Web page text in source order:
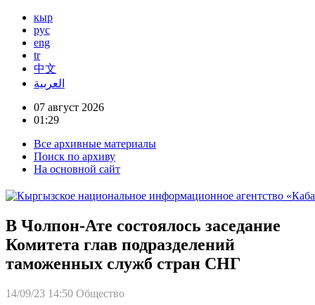
кыр
рус
eng
tr
中文
العربية
07 август 2026
01:29
Все архивные материалы
Поиск по архиву
На основной сайт
В Чолпон-Ате состоялось заседание
Комитета глав подразделений
таможенных служб стран СНГ
14/09/23 14:50 Общество